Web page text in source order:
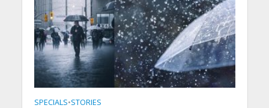
SPECIALS•STORIES